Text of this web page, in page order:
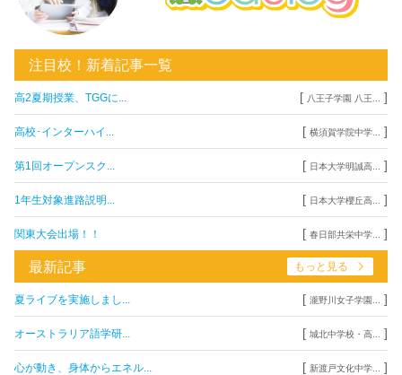
注目校！新着記事一覧
高2夏期授業、TGGに... [ 八王子学園 八王... ]
高校･インターハイ... [ 横須賀学院中学... ]
第1回オープンスク... [ 日本大学明誠高... ]
1年生対象進路説明... [ 日本大学櫻丘高... ]
関東大会出場！！ [ 春日部共栄中学... ]
最新記事 もっと見る
夏ライブを実施しまし... [ 瀧野川女子学園... ]
オーストラリア語学研... [ 城北中学校・高... ]
心が動き、身体からエネル... [ 新渡戸文化中学... ]